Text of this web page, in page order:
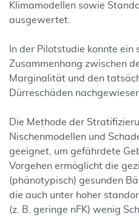
Klimamodellen sowie
ausgewertet.
In der Pilotstudie konnte ein
Zusammenhang zwischen
Marginalität und den
Dürreschäden
Die Methode der
Nischenmodellen und
geeignet, um gefährdete
Vorgehen ermöglicht die
(phänotypisch) gesunden
die auch unter hoher
(z. B. geringe nFK) wenig